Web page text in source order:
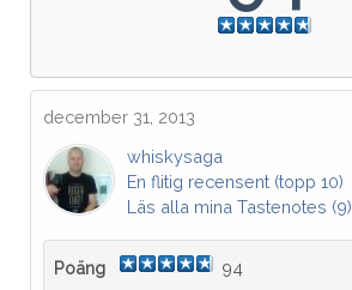
december 31, 2013
whiskysaga
En flitig recensent (topp 10)
Läs alla mina Tastenotes (9)
Poäng
94